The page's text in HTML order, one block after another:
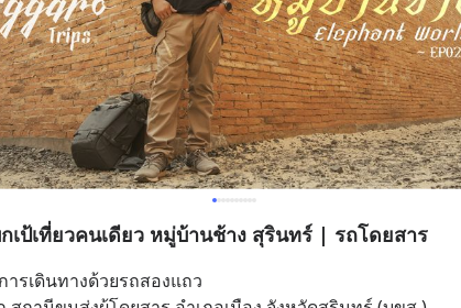
เป้เที่ยวคนเดียว หมู่บ้านช้าง สุรินทร์ | รถโดยสาร
ารเดินทางด้วยรถสองแถว